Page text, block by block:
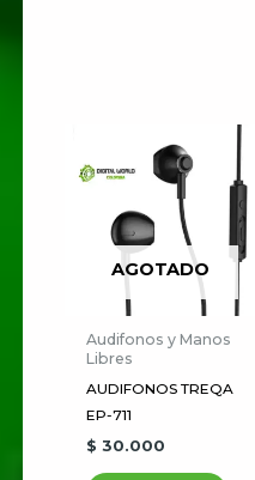
Nombre
Correo
Guardar mi
electrónico y
navegador
que haga un
AGOTADO
Audifonos y Manos
Libres
AUDIFONOS TREQA
EP-711
$ 30.000